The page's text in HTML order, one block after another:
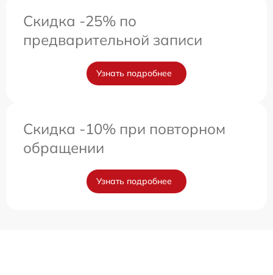
Скидка -25% по
предварительной записи
Узнать подробнее
Скидка -10% при повторном
обращении
Узнать подробнее